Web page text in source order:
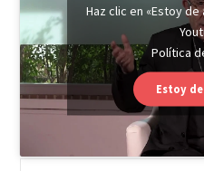
Haz clic en «Estoy
Política
Estoy